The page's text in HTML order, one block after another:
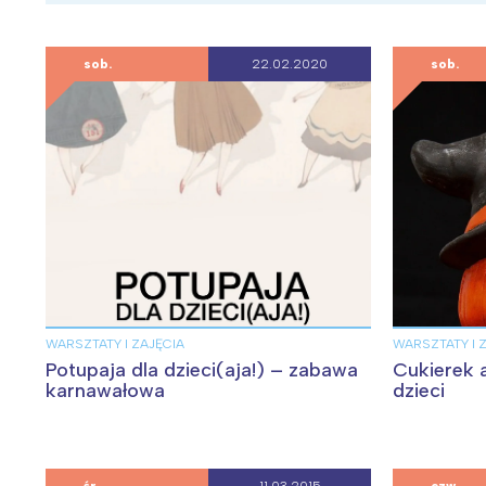
sob. 22.02.2020
WARSZTATY I ZAJĘCIA
Potupaja dla dzieci(aja!) – zabawa
karnawałowa
sob.
WARSZTATY I
Cukierek
dzieci